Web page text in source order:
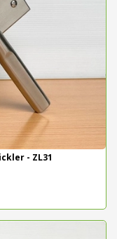
- ZL31